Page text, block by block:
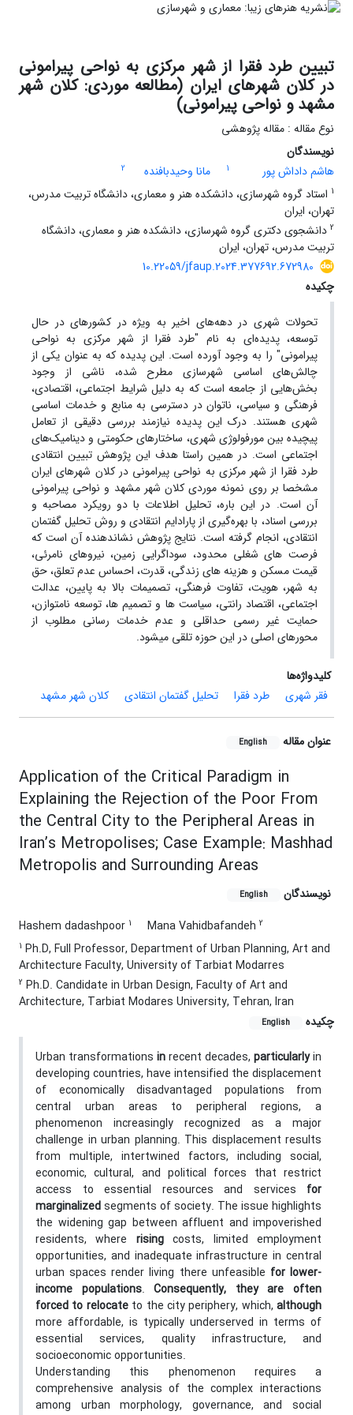
تبیین طرد فقرا از شهر مرکزی به نواحی پیرامونی
در کلان شهرهای ایران (مطالعه موردی: کلان شهر
مشهد و نواحی پیرامونی)
نوع مقاله : مقاله پژوهشی
نویسندگان
هاشم داداش پور
1 مانا وحیدبافنده
2
1 استاد گروه شهرسازی، دانشکده هنر و معماری، دانشگاه تربیت مدرس،
تهران، ایران
2 دانشجوی دکتری گروه شهرسازی، دانشکده هنر و معماری، دانشگاه
تربیت مدرس، تهران، ایران
10.22059/jfaup.2024.377692.672980
چکیده
تحولات شهری در دهه‌های اخیر به ویژه در کشورهای در حال
توسعه، پدیده‌ای به نام "طرد فقرا از شهر مرکزی به نواحی
پیرامونی" را به وجود آورده است. این پدیده که به عنوان یکی از
چالش‌های اساسی شهرسازی مطرح شده، ناشی از وجود
بخش‌هایی از جامعه است که به دلیل شرایط اجتماعی، اقتصادی،
فرهنگی و سیاسی، ناتوان در دسترسی به منابع و خدمات اساسی
شهری هستند. درک این پدیده نیازمند بررسی دقیقی از تعامل
پیچیده بین مورفولوژی شهری، ساختارهای حکومتی و دینامیک‌های
اجتماعی است. در همین راستا هدف این پژوهش تبیین انتقادی
طرد فقرا از شهر مرکزی به نواحی پیرامونی در کلان شهرهای ایران
مشخصا بر روی نمونه موردی کلان شهر مشهد و نواحی پیرامونی
آن است. در این باره، تحلیل اطلاعات با دو رویکرد مصاحبه و
بررسی اسناد، با بهره‌گیری از پارادایم انتقادی و روش تحلیل گفتمان
انتقادی، انجام گرفته است. نتایج پژوهش نشان­دهنده آن است که
فرصت­ های شغلی محدود، سوداگرایی زمین، نیروهای نامرئی،
قیمت مسکن و هزینه ­های زندگی، قدرت، احساس عدم تعلق، حق
به شهر، هویت، تفاوت فرهنگی، تصمیمات بالا به پایین، عدالت
اجتماعی، اقتصاد رانتی، سیاست ­ها و تصمیم­ ها، توسعه نامتوازن،
حمایت غیر رسمی حداقلی و عدم خدمات رسانی مطلوب از
محورهای اصلی در این حوزه تلقی می­شود.
کلیدواژه‌ها
فقر شهری
طرد فقرا تحلیل گفتمان انتقادی کلان شهر مشهد
عنوان مقاله English
Application of the Critical Paradigm in
Explaining the Rejection of the Poor From
the Central City to the Peripheral Areas in
Iran’s Metropolises; Case Example: Mashhad
Metropolis and Surrounding Areas
نویسندگان English
Hashem dadashpoor 1 Mana Vahidbafandeh 2
1 Ph.D, Full Professor, Department of Urban Planning, Art and
Architecture Faculty, University of Tarbiat Modarres
2 Ph.D. Candidate in Urban Design, Faculty of Art and
Architecture, Tarbiat Modares University, Tehran, Iran
چکیده
English
Urban transformations inrecent decades, particularlyin
developing countries, have intensified the displacement
of economically disadvantaged populations from
central urban areas to peripheral regions, a
phenomenon increasingly recognized as a major
challenge in urban planning. This displacement results
from multiple, intertwined factors, including social,
economic, cultural, and political forces that restrict
access to essential resources and services for
marginalizedsegments of society. The issue highlights
the widening gap between affluent and impoverished
residents, where risingcosts, limited employment
opportunities, and inadequate infrastructure in central
urban spaces render living there unfeasible for lower-
income populations.Consequently, they are often
forced to relocateto the city periphery, which, although
more affordable, is typically underserved in terms of
essential services, quality infrastructure, and
socioeconomic opportunities.
Understanding this phenomenon requires a
comprehensive analysis of the complex interactions
among urban morphology, governance, and social